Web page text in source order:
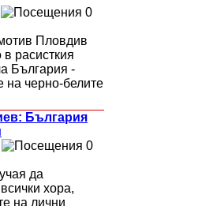
0
Пловдив
расисткия
България -
на черно-белите
България
0
да
хора,
на лични